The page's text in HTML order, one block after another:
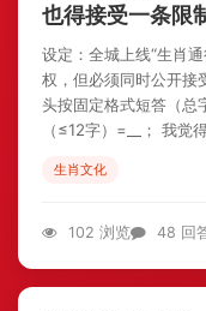
也得接受一条限
设定：全城上线“生肖
权，但必须同时公开接
头按固定格式短答（总
（≤12字）=__； 我觉
生肖文化
102 浏览 48 回